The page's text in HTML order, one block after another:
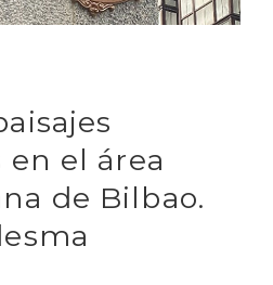
el área
de Bilbao.